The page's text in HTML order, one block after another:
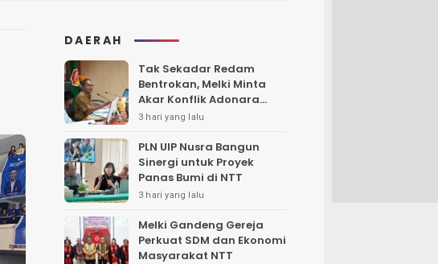
DAERAH
Tak Sekadar Redam
Bentrokan, Melki Minta
Akar Konflik Adonara
Harus Diungkap dan
3 hari yang lalu
PLN UIP Nusra Bangun
Sinergi untuk Proyek
Panas Bumi di NTT
3 hari yang lalu
Melki Gandeng Gereja
Perkuat SDM dan Ekonomi
Masyarakat NTT